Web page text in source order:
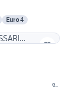
Euro 4